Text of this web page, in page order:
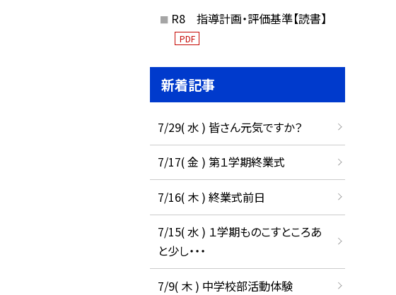
R8 指導計画・評価基準【読書】
PDF
新着記事
7/29( 水 ) 皆さん元気ですか？
7/17( 金 ) 第１学期終業式
7/16( 木 ) 終業式前日
7/15( 水 ) １学期ものこすところあ
と少し・・・
7/9( 木 ) 中学校部活動体験